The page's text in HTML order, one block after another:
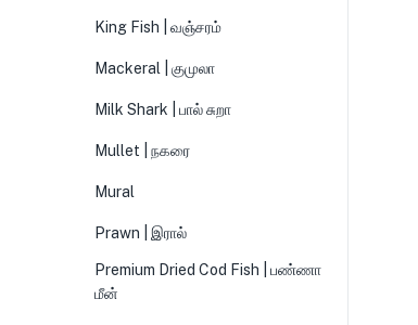
King Fish | வஞ்சரம்
Mackeral | குமுலா
Milk Shark | பால் சுறா
Mullet | நகரை
Mural
Prawn | இரால்
Premium Dried Cod Fish | பண்ணா
மீன்